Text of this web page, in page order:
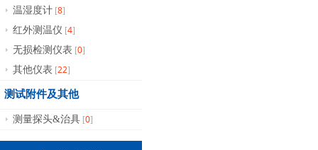
温湿度计 [8]
红外测温仪 [4]
无损检测仪表 [0]
其他仪表 [22]
测试附件及其他
测量探头&治具 [0]